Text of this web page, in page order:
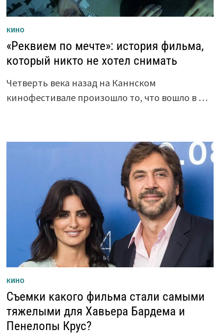
КИНО
«Реквием по мечте»: история фильма,
который никто не хотел снимать
Четверть века назад на Каннском
кинофестивале произошло то, что вошло в …
КИНО
Съемки какого фильма стали самыми
тяжелыми для Хавьера Бардема и
Пенелопы Крус?